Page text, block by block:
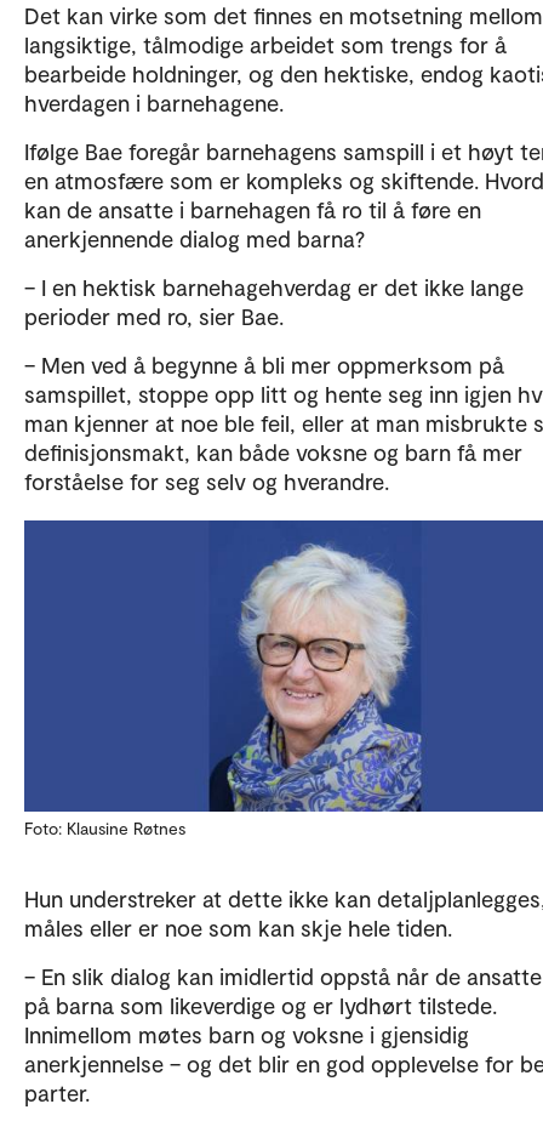
Det kan virke som det finnes en motsetning
langsiktige, tålmodige arbeidet som trengs for å
bearbeide holdninger, og den hektiske, endog
hverdagen i barnehagene.
Ifølge Bae foregår barnehagens samspill i et høyt
en atmosfære som er kompleks og skiftende.
kan de ansatte i barnehagen få ro til å føre en
anerkjennende dialog med barna?
– I en hektisk barnehagehverdag er det ikke lange
perioder med ro, sier Bae.
– Men ved å begynne å bli mer oppmerksom på
samspillet, stoppe opp litt og hente seg inn igjen
man kjenner at noe ble feil, eller at man misbrukte
definisjonsmakt, kan både voksne og barn få mer
forståelse for seg selv og hverandre.
Foto: Klausine Røtnes
Hun understreker at dette ikke kan
måles eller er noe som kan skje hele tiden.
– En slik dialog kan imidlertid oppstå når de
på barna som likeverdige og er lydhørt tilstede.
Innimellom møtes barn og voksne i gjensidig
anerkjennelse – og det blir en god opplevelse for
parter.